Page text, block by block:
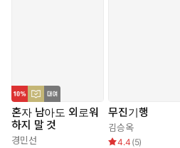
혼자 남아도 외로워
하지 말 것
경민선
무진기행
김승옥
4.4 (5)